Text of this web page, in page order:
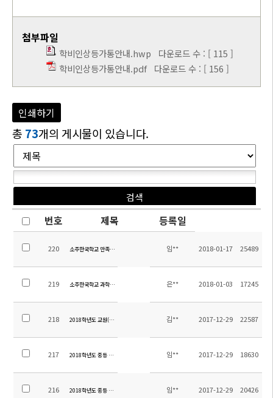
첨부파일
학비인상등가통안내.hwp 다운로드 수 : [ 115 ]
학비인상등가통안내.pdf다운로드 수 : [ 156 ]
인쇄하기
총 73개의 게시물이 있습니다.
번호 제목 등록일
220 소주한국학교 만족도조사 결과보고-2017학년도 2학기
임** 2018-01-17 25489
219 소주한국학교 과학실 구축 입찰공고 은** 2018-01-03 17245
218 2018학년도 교원(중국어) 채용 공고 김** 2017-12-29 22587
217 2018학년도 중등 중국어과 교재목록 임** 2017-12-29 18630
216 2018학년도 중등 영어과 교재목록 임** 2017-12-29 20426